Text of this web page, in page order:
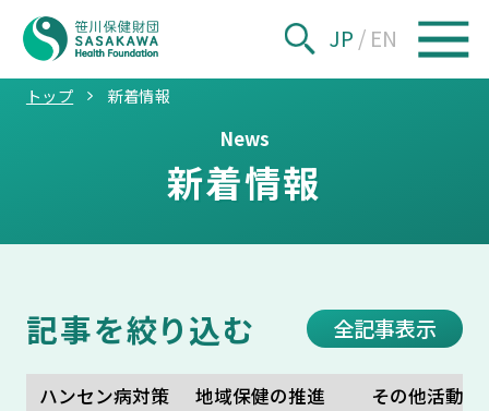
JP / EN
トップ 新着情報
News
新着情報
記事を絞り込む 全記事表示
ハンセン病対策 地域保健の推進 その他活動